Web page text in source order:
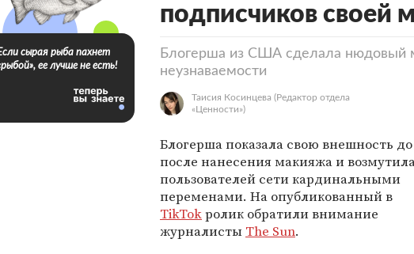
подписчиков своей
Блогерша из США сделала нюдовый
неузнаваемости
Таисия Косинцева (Редактор отдела
«Ценности»)
Блогерша показала свою внешность
после нанесения макияжа и
пользователей сети кардинальными
переменами. На опубликованный в
TikTokролик обратили внимание
журналисты The Sun.
сырая рыба пахнет
ее лучше не есть!